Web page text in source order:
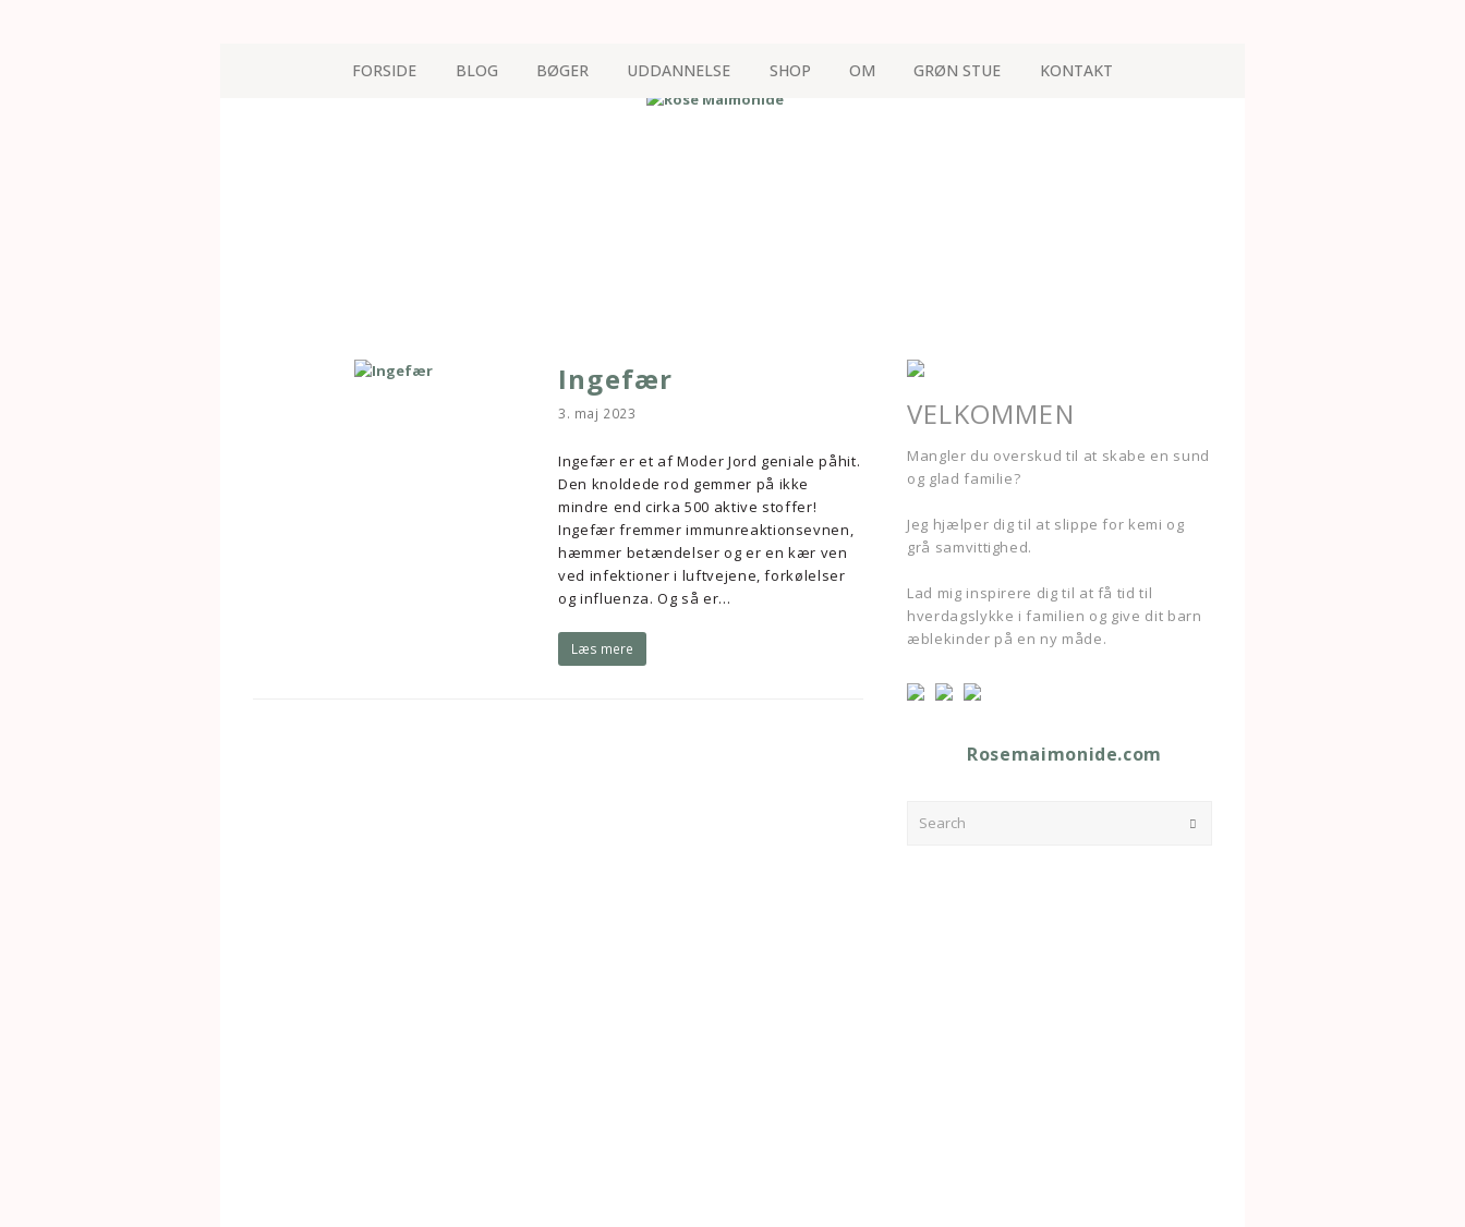
FORSIDE BLOG BØGER UDDANNELSE SHOP OM GRØN STUE KONTAKT
Ingefær
3. maj 2023
Ingefær er et af Moder Jord geniale påhit.
Den knoldede rod gemmer på ikke
mindre end cirka 500 aktive stoffer!
Ingefær fremmer immunreaktionsevnen,
hæmmer betændelser og er en kær ven
ved infektioner i luftvejene, forkølelser
og influenza. Og så er…
Læs mere
VELKOMMEN
Mangler du overskud til at skabe en sund
og glad familie?
Jeg hjælper dig til at slippe for kemi og
grå samvittighed.
Lad mig inspirere dig til at få tid til
hverdagslykke i familien og give dit barn
æblekinder på en ny måde.
Rosemaimonide.com